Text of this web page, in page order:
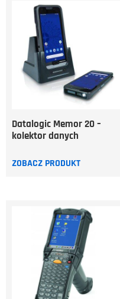
Datalogic Memor 20 –
kolektor danych
ZOBACZ PRODUKT